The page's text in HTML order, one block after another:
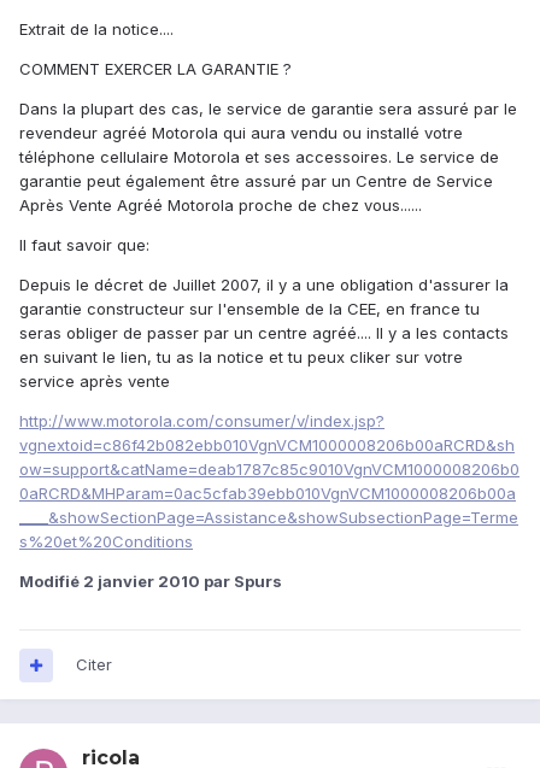
Extrait de la notice....
COMMENT EXERCER LA GARANTIE ?
Dans la plupart des cas, le service de garantie sera assuré par le
revendeur agréé Motorola qui aura vendu ou installé votre
téléphone cellulaire Motorola et ses accessoires. Le service de
garantie peut également être assuré par un Centre de Service
Après Vente Agréé Motorola proche de chez vous......
Il faut savoir que:
Depuis le décret de Juillet 2007, il y a une obligation d'assurer la
garantie constructeur sur l'ensemble de la CEE, en france tu
seras obliger de passer par un centre agréé.... Il y a les contacts
en suivant le lien, tu as la notice et tu peux cliker sur votre
service après vente
http://www.motorola.com/consumer/v/index.jsp?
vgnextoid=c86f42b082ebb010VgnVCM1000008206b00aRCRD&sh
ow=support&catName=deab1787c85c9010VgnVCM1000008206b0
0aRCRD&MHParam=0ac5cfab39ebb010VgnVCM1000008206b00a
____&showSectionPage=Assistance&showSubsectionPage=Terme
s%20et%20Conditions
Modifié 2 janvier 2010 par Spurs
Citer
ricola